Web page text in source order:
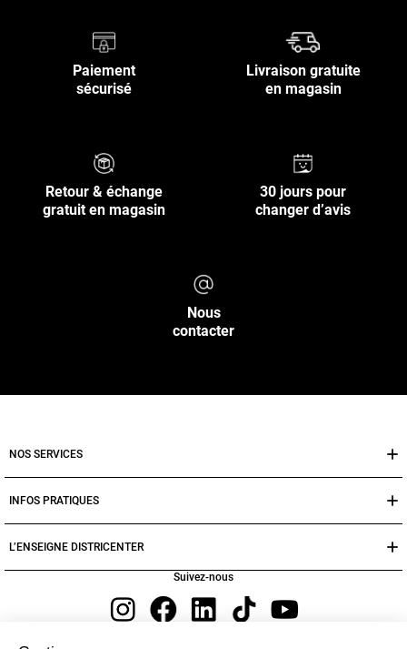
Paiement
sécurisé
Livraison gratuite
en magasin
Retour & échange
gratuit en magasin
30 jours pour
changer d’avis
Nous
contacter
NOS SERVICES
INFOS PRATIQUES
L’ENSEIGNE DISTRICENTER
Suivez-nous